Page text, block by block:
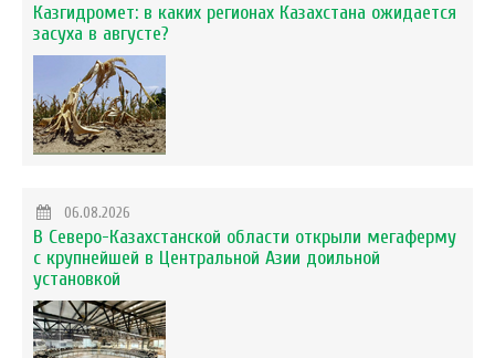
Казгидромет: в каких регионах Казахстана ожидается
засуха в августе?
06.08.2026
В Северо-Казахстанской области открыли мегаферму
с крупнейшей в Центральной Азии доильной
установкой